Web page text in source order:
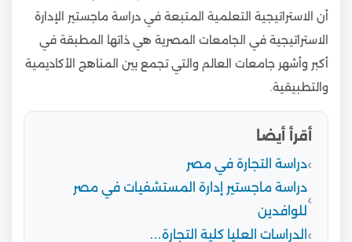
أن الاستراتيجية التعلمية المتبعة في دراسة ماجستير الإدارة
الاستراتيجية في الجامعات المصرية هي ذاتها المطبقة في
أكبر وأشهر جامعات العالم والتي تجمع بين المناهج الأكاديمية
والتطبيقية.
أقرأ أيضا
دراسة التجارة في مصر
دراسة ماجستير إدارة المستشفيات في مصر
للوافدين
الدراسات العليا كلية التجارة…